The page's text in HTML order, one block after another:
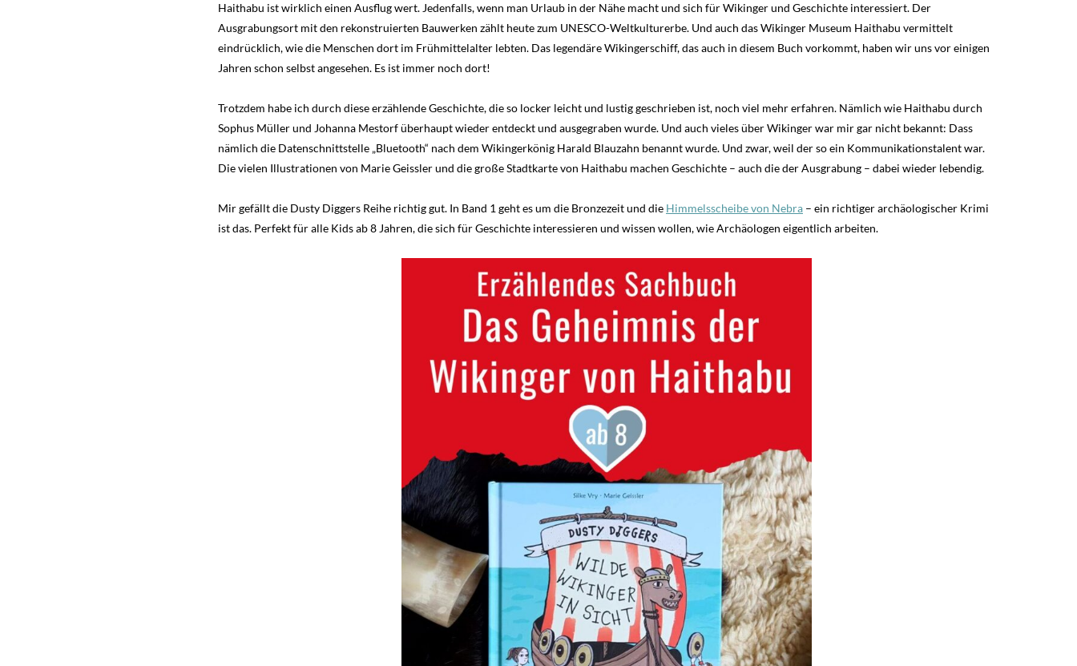
Haithabu ist wirklich einen Ausflug wert. Jedenfalls, wenn man Urlaub in der Nähe macht und sich für Wikinger und Geschichte interessiert. Der
Ausgrabungsort mit den rekonstruierten Bauwerken zählt heute zum UNESCO-Weltkulturerbe. Und auch das Wikinger Museum Haithabu vermittelt
eindrücklich, wie die Menschen dort im Frühmittelalter lebten. Das legendäre Wikingerschiff, das auch in diesem Buch vorkommt, haben wir uns vor einigen
Jahren schon selbst angesehen. Es ist immer noch dort!
Trotzdem habe ich durch diese erzählende Geschichte, die so locker leicht und lustig geschrieben ist, noch viel mehr erfahren. Nämlich wie Haithabu durch
Sophus Müller und Johanna Mestorf überhaupt wieder entdeckt und ausgegraben wurde. Und auch vieles über Wikinger war mir gar nicht bekannt: Dass
nämlich die Datenschnittstelle „Bluetooth“ nach dem Wikingerkönig Harald Blauzahn benannt wurde. Und zwar, weil der so ein Kommunikationstalent war.
Die vielen Illustrationen von Marie Geissler und die große Stadtkarte von Haithabu machen Geschichte – auch die der Ausgrabung – dabei wieder lebendig.
Mir gefällt die Dusty Diggers Reihe richtig gut. In Band 1 geht es um die Bronzezeit und die Himmelsscheibe von Nebra – ein richtiger archäologischer Krimi
ist das. Perfekt für alle Kids ab 8 Jahren, die sich für Geschichte interessieren und wissen wollen, wie Archäologen eigentlich arbeiten.